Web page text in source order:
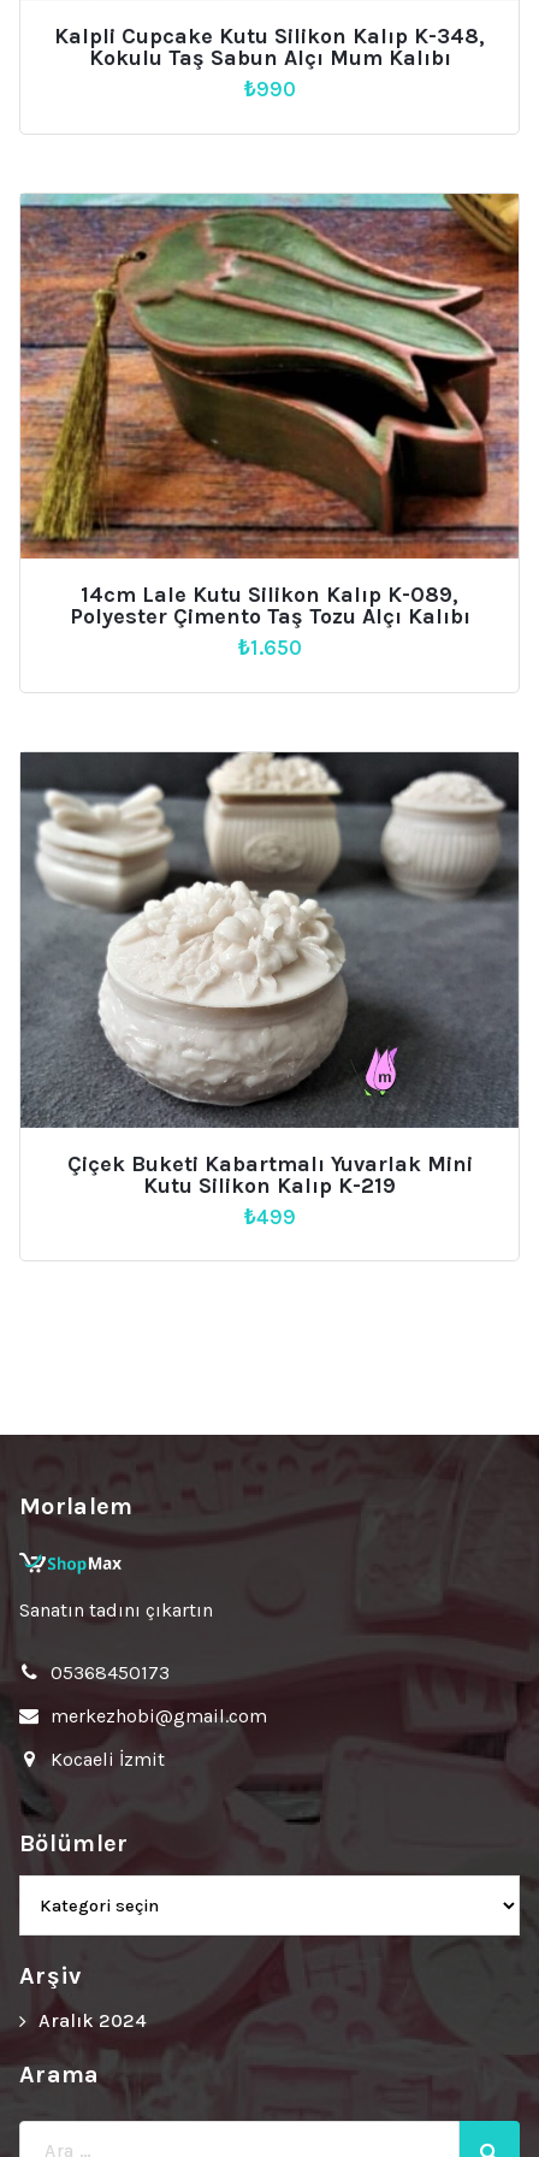
Kalpli Cupcake Kutu Silikon Kalıp K-348,
Kokulu Taş Sabun Alçı Mum Kalıbı
₺990
14cm Lale Kutu Silikon Kalıp K-089,
Polyester Çimento Taş Tozu Alçı Kalıbı
₺1.650
Çiçek Buketi Kabartmalı Yuvarlak Mini
Kutu Silikon Kalıp K-219
₺499
Morlalem
Sanatın tadını çıkartın
05368450173
merkezhobi@gmail.com
Kocaeli İzmit
Bölümler
Bölümler
Arşiv
Aralık 2024
Arama
Ara: